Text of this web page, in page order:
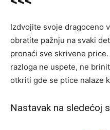
Izdvojite svoje dragoceno
obratite pažnju na svaki
pronaći sve skrivene
razloga ne uspete, ne
otkriti gde se ptice nalaze
Nastavak na sledećoj